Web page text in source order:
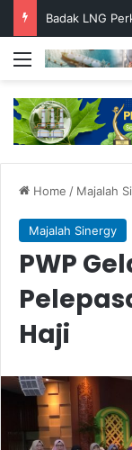
Menu
Home / Majalah
Majalah Sinergy
PWP
Haji